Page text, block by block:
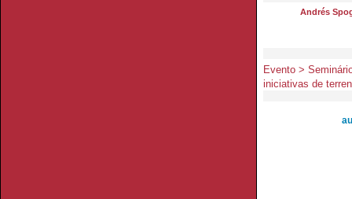
Andrés
Evento >
iniciativas de